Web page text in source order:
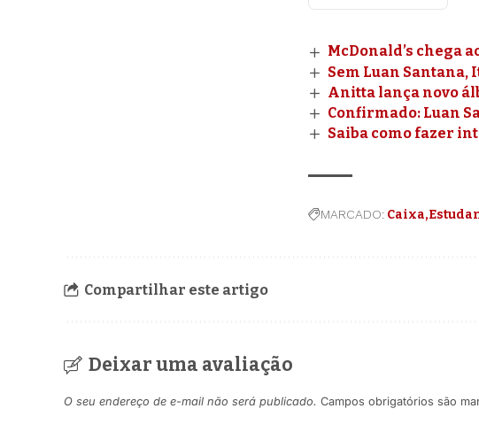
McDonald’s chega
Sem Luan Santana,
Anitta lança novo
Confirmado: Luan
Saiba como fazer
MARCADO: Caixa
Compartilhar este artigo
Deixar uma avaliação
O seu endereço de e-mail não será publicado. Campos obrigatórios são